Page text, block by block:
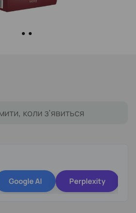
коли з'явиться
Google AI Perplexity